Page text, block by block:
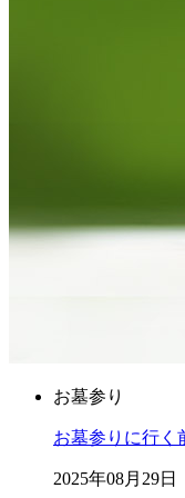
お墓参り
お墓参りに行く
2025年08月29日